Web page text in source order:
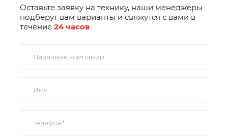
Оставьте заявку на технику, наши менеджеры
подберут вам варианты и свяжутся с вами в
течение 24 часов